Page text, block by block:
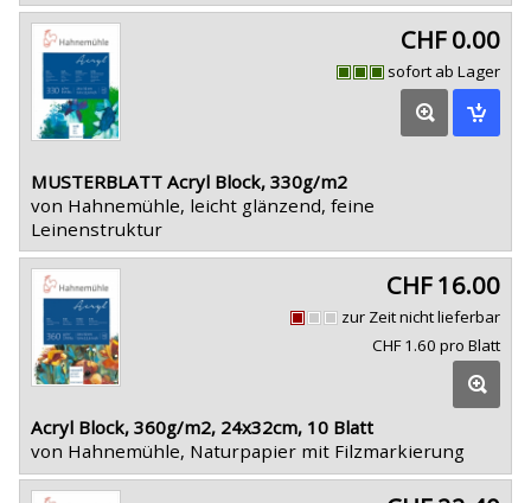
CHF 0.00
sofort ab Lager
MUSTERBLATT Acryl Block, 330g/m2
von Hahnemühle, leicht glänzend, feine
Leinenstruktur
CHF 16.00
zur Zeit nicht lieferbar
CHF 1.60 pro Blatt
Acryl Block, 360g/m2, 24x32cm, 10 Blatt
von Hahnemühle, Naturpapier mit Filzmarkierung